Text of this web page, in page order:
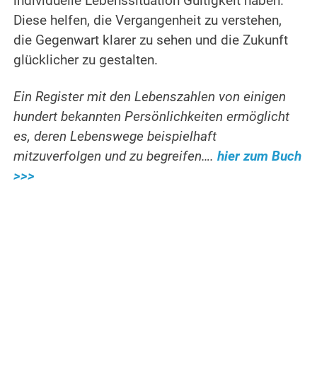
Diese helfen, die Vergangenheit zu verstehen,
die Gegenwart klarer zu sehen und die Zukunft
glücklicher zu gestalten.
Ein Register mit den Lebenszahlen von einigen
hundert bekannten Persönlichkeiten ermöglicht
es, deren Lebenswege beispielhaft
mitzuverfolgen und zu begreifen….hier zum Buch
>>>